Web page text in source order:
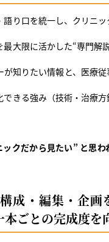
語り口を統一し、クリニ
最大限に活かした“専門解
が知りたい情報と、医療
できる強み（技術・治療
クだから見たい” と思わ
成・編集・企画
本ごとの完成度を